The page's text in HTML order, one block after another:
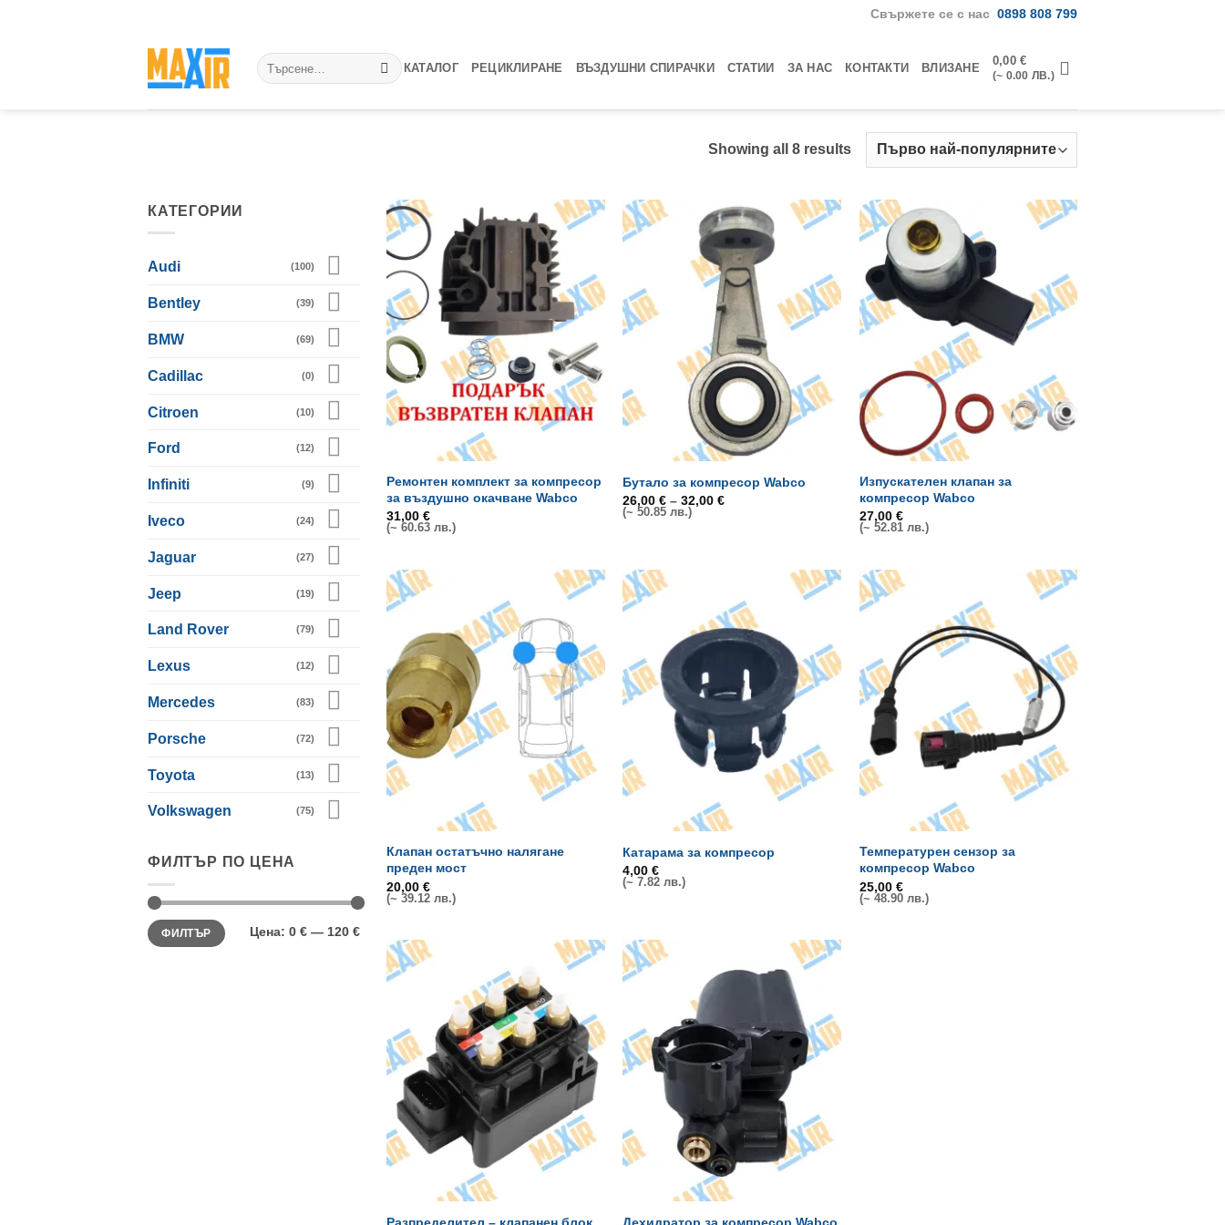
Свържете се с нас 0898 808 799
Търсене
за:
КАТАЛОГ РЕЦИКЛИРАНЕ ВЪЗДУШНИ СПИРАЧКИ СТАТИИ ЗА НАС КОНТАКТИ ВЛИЗАНЕ
0,00€
(~ 0.00 ЛВ.)
Showing all 8 resultsSorted
by
КАТЕГОРИИ
Audi (100)
Bentley (39)
BMW (69)
Cadillac (0)
Citroen (10)
Ford (12)
Infiniti (9)
Iveco (24)
Jaguar (27)
Jeep (19)
Land Rover (79)
Lexus (12)
Mercedes (83)
Porsche (72)
Toyota (13)
Volkswagen (75)
ФИЛТЪР ПО ЦЕНА
Минимална
цена
Максимална
ценаФИЛТЪР Цена: 0 €— 120 €
Ремонтен комплект за компресор
за въздушно окачване Wabco
31,00€
(~ 60.63 лв.)
Бутало за компресор Wabco
26,00€ – 32,00€Price
(~ 50.85 лв.)
Изпускателен клапан за
компресор Wabco
27,00 €
(~ 52.81 лв.)
Клапан остатъчно налягане
преден мост
20,00€
(~ 39.12 лв.)
Катарама за компресор
4,00€
(~ 7.82 лв.)
Температурен сензор за
компресор Wabco
25,00 €
(~ 48.90 лв.)